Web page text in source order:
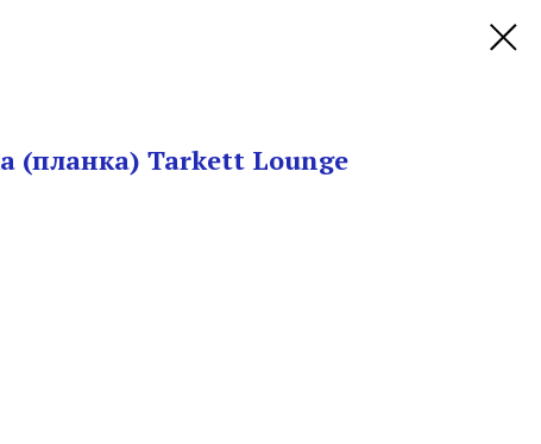
(планка) Tarkett Lounge